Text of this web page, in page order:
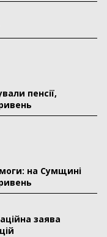
пенсії,
на Сумщині
заява